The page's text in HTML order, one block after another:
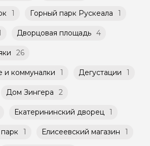
соглашения
на сайте: Картой
можно оплатить любую
на тех же
(группа может быть
1 Горный парк Рускеала 1
Дворцовая площадь 4
26
и коммуналки 1 Дегустации 1
Дом Зингера 2
Екатерининский дворец 1
1 Елисеевский магазин 1